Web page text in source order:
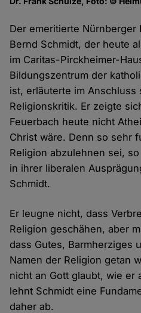
Der emeritierte
Bernd Schmidt, der heute
im Caritas-Pirckheimer-
Bildungszentrum der
ist, erläuterte im Anschluss
Religionskritik. Er zeigte
Feuerbach heute nicht
Christ wäre. Denn so sehr
Religion abzulehnen sei,
in ihrer liberalen
Schmidt.
Er leugne nicht, dass
Religion geschähen, aber
dass Gutes, Barmherziges
Namen der Religion getan
nicht an Gott glaubt, wie er
lehnt Schmidt eine
daher ab.